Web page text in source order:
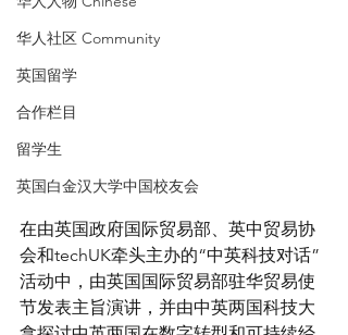
华人社区 Community
英国留学
合作栏目
留学生
英国白金汉大学中国校友会
在由英国政府国际贸易部、英中贸易协
会和techUK牵头主办的“中英科技对话”
活动中，由英国国际贸易部驻华贸易使
节发表主旨演讲，并由中英两国科技大